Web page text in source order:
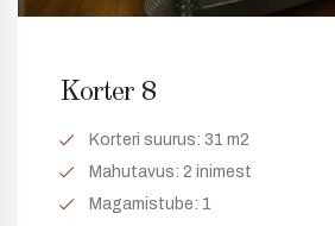
Korter 8
Korteri suurus: 31 m2
Mahutavus: 2 inimest
Magamistube: 1